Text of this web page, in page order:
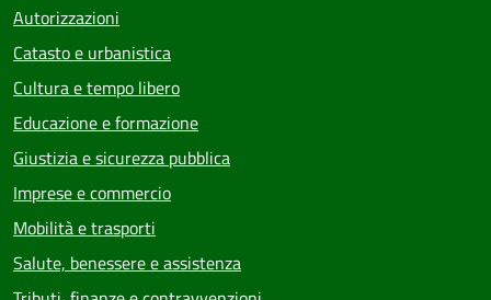
Autorizzazioni
Catasto e urbanistica
Cultura e tempo libero
Educazione e formazione
Giustizia e sicurezza pubblica
Imprese e commercio
Mobilità e trasporti
Salute, benessere e assistenza